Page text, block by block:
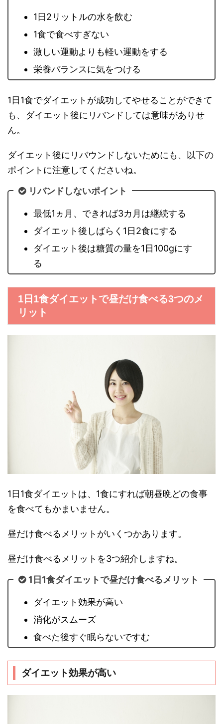
1日2リットルの水を飲む
1食で食べすぎない
激しい運動よりも軽い運動をする
栄養バランスに気をつける
1日1食でダイエットが成功してやせることができて
も、ダイエット後にリバンドしては意味がありせ
ん。
ダイエット後にリバウンドしないためにも、以下の
ポイントに注意してくださいね。
リバンドしないポイント
最低1ヵ月、できれば3カ月は継続する
ダイエット後しばらく1日2食にする
ダイエット後は糖質の量を1日100gにす
る
1日1食ダイエットで昼だけ食べる3つのメ
リット
1日1食ダイエットは、1食にすれば朝昼晩どの食事
を食べてもかまいません。
昼だけ食べるメリットがいくつかあります。
昼だけ食べるメリットを3つ紹介しますね。
1日1食ダイエットで昼だけ食べるメリット
ダイエット効果が高い
消化がスムーズ
食べた後すぐ眠らないですむ
ダイエット効果が高い